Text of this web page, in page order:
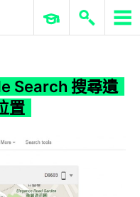
ERP 與商業 AI
Search 搜尋遺
置